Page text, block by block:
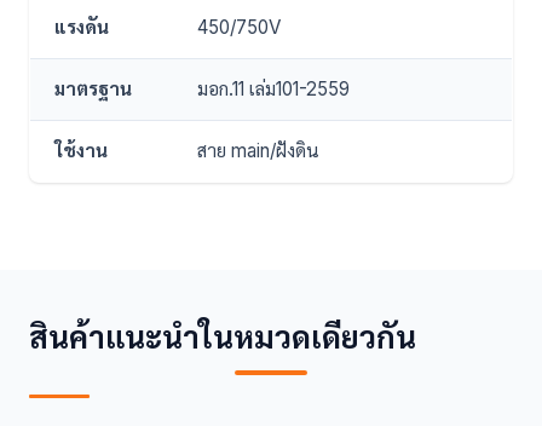
แรงดัน 450/750V
มาตรฐาน มอก.11 เล่ม101-2559
ใช้งาน สาย main/ฝังดิน
สินค้าแนะนำในหมวดเดียวกัน